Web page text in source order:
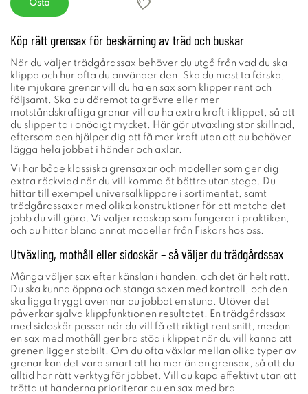
Osta
Köp rätt grensax för beskärning av träd och buskar
När du väljer trädgårdssax behöver du utgå från vad du ska
klippa och hur ofta du använder den. Ska du mest ta färska,
lite mjukare grenar vill du ha en sax som klipper rent och
följsamt. Ska du däremot ta grövre eller mer
motståndskraftiga grenar vill du ha extra kraft i klippet, så att
du slipper ta i onödigt mycket. Här gör utväxling stor skillnad,
eftersom den hjälper dig att få mer kraft utan att du behöver
lägga hela jobbet i händer och axlar.
Vi har både klassiska grensaxar och modeller som ger dig
extra räckvidd när du vill komma åt bättre utan stege. Du
hittar till exempel universalklippare i sortimentet, samt
trädgårdssaxar med olika konstruktioner för att matcha det
jobb du vill göra. Vi väljer redskap som fungerar i praktiken,
och du hittar bland annat modeller från Fiskars hos oss.
Utväxling, mothåll eller sidoskär – så väljer du trädgårdssax
Många väljer sax efter känslan i handen, och det är helt rätt.
Du ska kunna öppna och stänga saxen med kontroll, och den
ska ligga tryggt även när du jobbat en stund. Utöver det
påverkar själva klippfunktionen resultatet. En trädgårdssax
med sidoskär passar när du vill få ett riktigt rent snitt, medan
en sax med mothåll ger bra stöd i klippet när du vill känna att
grenen ligger stabilt. Om du ofta växlar mellan olika typer av
grenar kan det vara smart att ha mer än en grensax, så att du
alltid har rätt verktyg för jobbet. Vill du kapa effektivt utan att
trötta ut händerna prioriterar du en sax med bra